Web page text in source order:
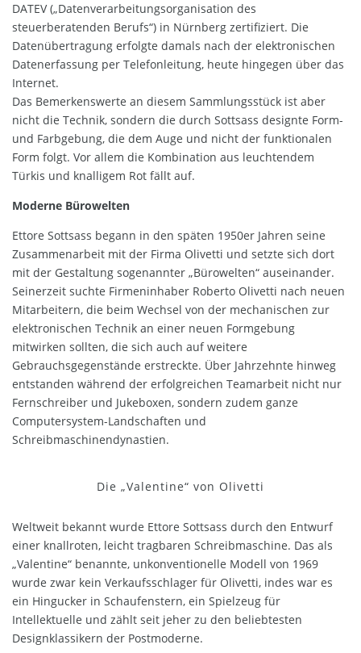
DATEV („Datenverarbeitungsorganisation des
steuerberatenden Berufs“) in Nürnberg zertifiziert. Die
Datenübertragung erfolgte damals nach der elektronischen
Datenerfassung per Telefonleitung, heute hingegen über das
Internet.
Das Bemerkenswerte an diesem Sammlungsstück ist aber
nicht die Technik, sondern die durch Sottsass designte Form-
und Farbgebung, die dem Auge und nicht der funktionalen
Form folgt. Vor allem die Kombination aus leuchtendem
Türkis und knalligem Rot fällt auf.
Moderne Bürowelten
Ettore Sottsass begann in den späten 1950er Jahren seine
Zusammenarbeit mit der Firma Olivetti und setzte sich dort
mit der Gestaltung sogenannter „Bürowelten“ auseinander.
Seinerzeit suchte Firmeninhaber Roberto Olivetti nach neuen
Mitarbeitern, die beim Wechsel von der mechanischen zur
elektronischen Technik an einer neuen Formgebung
mitwirken sollten, die sich auch auf weitere
Gebrauchsgegenstände erstreckte. Über Jahrzehnte hinweg
entstanden während der erfolgreichen Teamarbeit nicht nur
Fernschreiber und Jukeboxen, sondern zudem ganze
Computersystem-Landschaften und
Schreibmaschinendynastien.
Die „Valentine“ von Olivetti
Weltweit bekannt wurde Ettore Sottsass durch den Entwurf
einer knallroten, leicht tragbaren Schreibmaschine. Das als
„Valentine“ benannte, unkonventionelle Modell von 1969
wurde zwar kein Verkaufsschlager für Olivetti, indes war es
ein Hingucker in Schaufenstern, ein Spielzeug für
Intellektuelle und zählt seit jeher zu den beliebtesten
Designklassikern der Postmoderne.